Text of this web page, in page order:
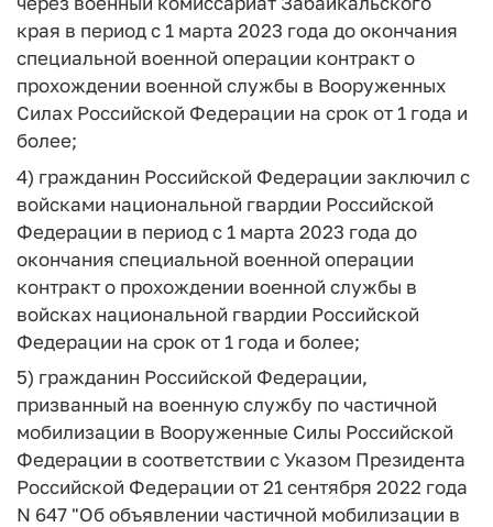
края в период с 1 марта 2023 года до окончания
специальной военной операции контракт о
прохождении военной службы в Вооруженных
Силах Российской Федерации на срок от 1 года и
более;
4) гражданин Российской Федерации заключил с
войсками национальной гвардии Российской
Федерации в период с 1 марта 2023 года до
окончания специальной военной операции
контракт о прохождении военной службы в
войсках национальной гвардии Российской
Федерации на срок от 1 года и более;
5) гражданин Российской Федерации,
призванный на военную службу по частичной
мобилизации в Вооруженные Силы Российской
Федерации в соответствии с Указом Президента
Российской Федерации от 21 сентября 2022 года
N 647 "Об объявлении частичной мобилизации в